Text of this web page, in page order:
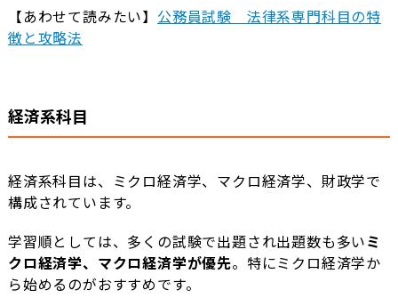
【あわせて読みたい】 公務員試験 法律系専門科目の特
徴と攻略法
経済系科目
経済系科目は、ミクロ経済学、マクロ経済学、財政学で
構成されています。
学習順としては、多くの試験で出題され出題数も多いミ
クロ経済学、マクロ経済学が優先。特にミクロ経済学か
ら始めるのがおすすめです。